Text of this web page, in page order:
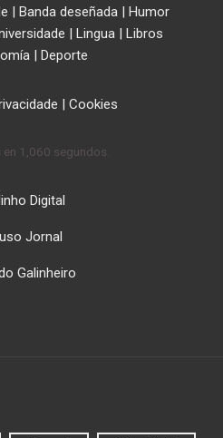
| Banda deseñada | Humor
| Lingua| Libros
| Deporte
| Cookies
1,060 segundos.